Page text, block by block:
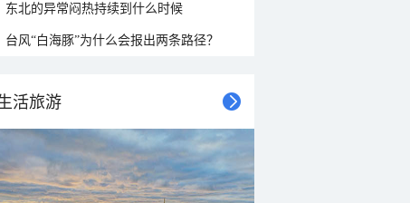
东北的异常闷热持续到什么时候
台风“白海豚”为什么会报出两条路径？
活旅游